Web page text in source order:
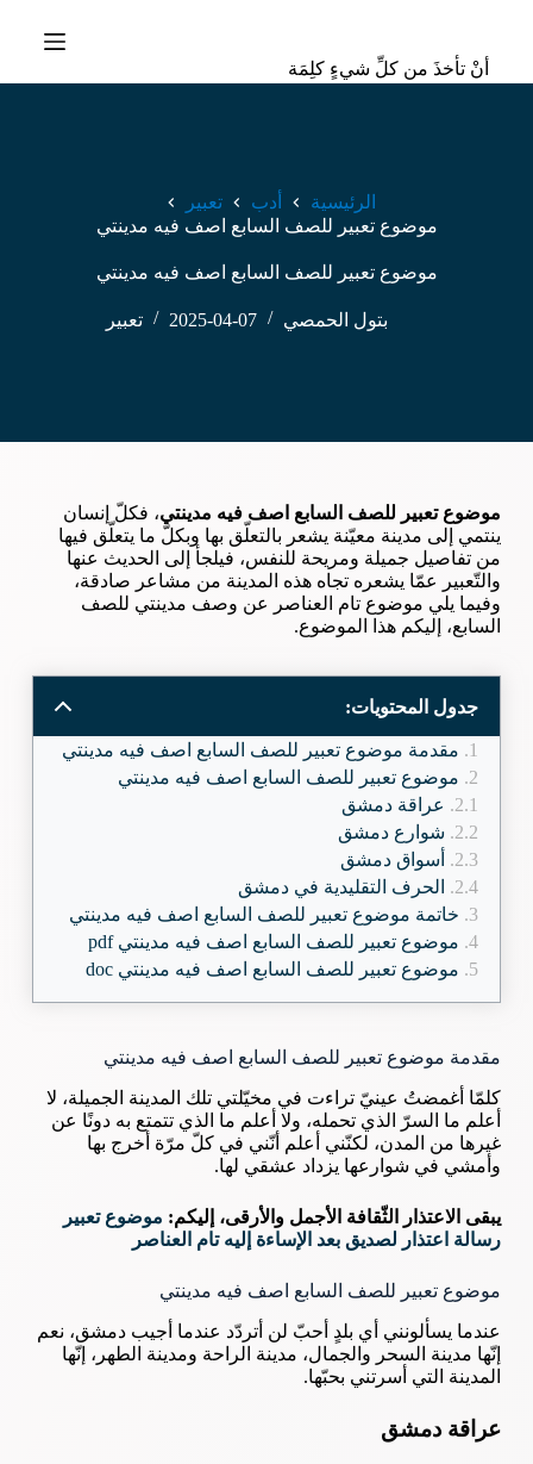
أنْ تأخذَ من كلِّ شيءٍ كلِمَة
الرئيسية أدب
تعبير
موضوع تعبير للصف السابع اصف فيه مدينتي
موضوع تعبير للصف السابع اصف فيه مدينتي
بتول الحمصي 2025-04-07 تعبير
موضوع تعبير للصف السابع اصف فيه مدينتي، فكلّ إنسان
ينتمي إلى مدينة معيّنة يشعر بالتعلّق بها وبكلّ ما يتعلّق فيها
من تفاصيل جميلة ومريحة للنفس، فيلجأ إلى الحديث عنها
والتّعبير عمّا يشعره تجاه هذه المدينة من مشاعر صادقة،
وفيما يلي موضوع تام العناصر عن وصف مدينتي للصف
السابع، إليكم هذا الموضوع.
جدول المحتويات:
مقدمة موضوع تعبير للصف السابع اصف فيه مدينتي
موضوع تعبير للصف السابع اصف فيه مدينتي
عراقة دمشق
شوارع دمشق
أسواق دمشق
الحرف التقليدية في دمشق
خاتمة موضوع تعبير للصف السابع اصف فيه مدينتي
موضوع تعبير للصف السابع اصف فيه مدينتي pdf
موضوع تعبير للصف السابع اصف فيه مدينتي doc
مقدمة موضوع تعبير للصف السابع اصف فيه مدينتي
كلمّا أغمضتُ عينيّ تراءت في مخيّلتي تلك المدينة الجميلة، لا
أعلم ما السرّ الذي تحمله، ولا أعلم ما الذي تتمتع به دونًا عن
غيرها من المدن، لكنّني أعلم أنّني في كلّ مرّة أخرج بها
وأمشي في شوارعها يزداد عشقي لها.
يبقى الاعتذار الثّقافة الأجمل والأرقى، إليكم: موضوع تعبير
رسالة اعتذار لصديق بعد الإساءة إليه تام العناصر
موضوع تعبير للصف السابع اصف فيه مدينتي
عندما يسألونني أي بلدٍ أحبّ لن أتردّد عندما أجيب دمشق، نعم
إنّها مدينة السحر والجمال، مدينة الراحة ومدينة الطهر، إنّها
المدينة التي أسرتني بحبّها.
عراقة دمشق